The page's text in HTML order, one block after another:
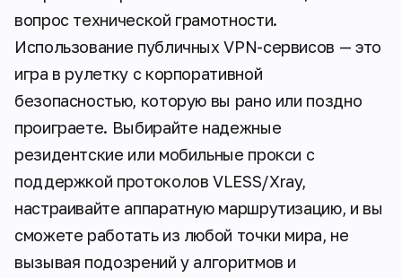
вопрос технической грамотности.
Использование публичных VPN-сервисов — это
игра в рулетку с корпоративной
безопасностью, которую вы рано или поздно
проиграете. Выбирайте надежные
резидентские или мобильные прокси с
поддержкой протоколов VLESS/Xray,
настраивайте аппаратную маршрутизацию, и вы
сможете работать из любой точки мира, не
вызывая подозрений у алгоритмов и